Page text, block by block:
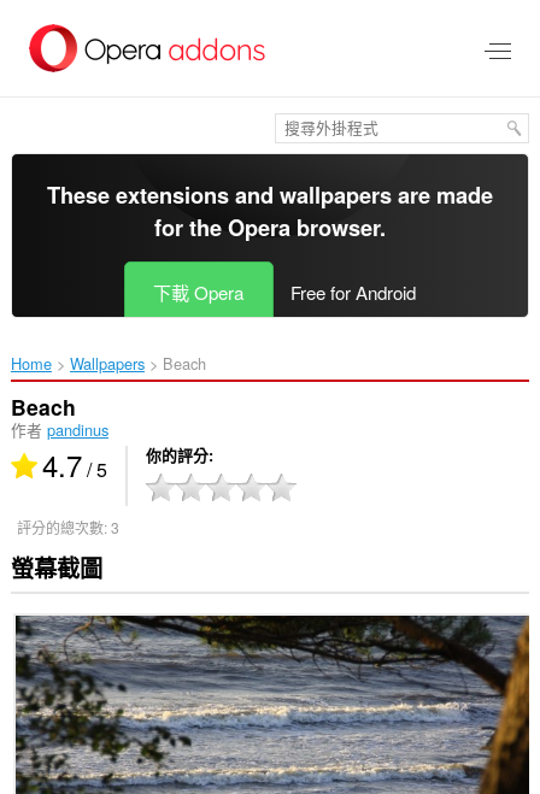
區
These extensions and wallpapers are made
for theOpera browser.
下載 Opera Free for Android
Home Wallpapers Beach‎
Beach
作者 pandinus
4.7/ 5 你的評分
評分的總次數:3
螢幕截圖